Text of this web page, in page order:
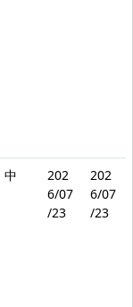
中
202
6/07
/23
202
6/07
/23